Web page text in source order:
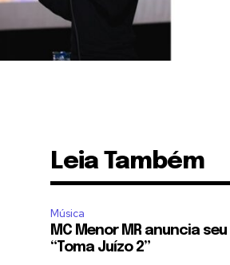
Leia Também
Música
MC Menor MR anuncia
“Toma Juízo 2”